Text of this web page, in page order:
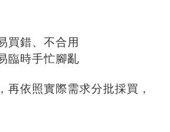
買錯、不合用
臨時手忙腳亂
再依照實際需求分批採買，